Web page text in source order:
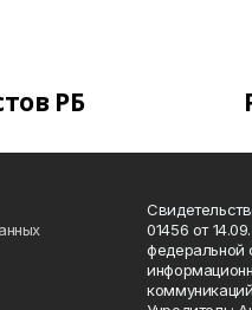
РБ
01456 от
федеральной